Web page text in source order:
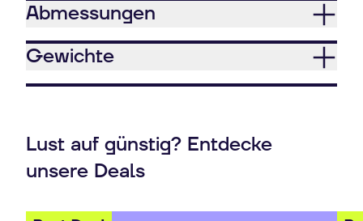
Abmessungen
Gewichte
Lust auf günstig? Entdecke
unsere Deals